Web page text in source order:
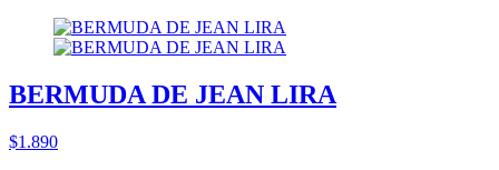
BERMUDA DE JEAN LIRA
$1.890